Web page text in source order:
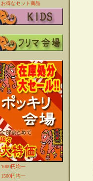
お得なセット商品
1000円均一
1500円均一